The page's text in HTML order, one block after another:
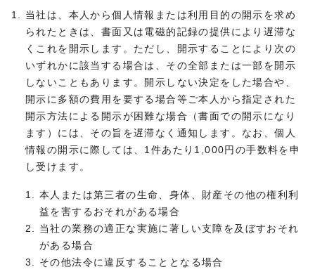
当社は、本人から個人情報または利用目的の開示を求め
られたときは、書面又は電磁的記録の提供により遅滞な
くこれを開示します。ただし、開示することにより次の
いずれかに該当する場合は、その全部または一部を開示
しないこともあります。開示しない決定をした場合や、
開示に多額の費用を要する場合等ご本人から指定された
開示方法による開示が困難な場合（書面での開示になり
ます）には、その旨を遅滞なく通知します。なお、個人
情報の開示に際しては、1件あたり1,000円の手数料を申
し受けます。
本人または第三者の生命、身体、財産その他の権利利
益を害するおそれがある場合
当社の業務の適正な実施に著しい支障を及ぼすおそれ
がある場合
その他法令に違反することとなる場合